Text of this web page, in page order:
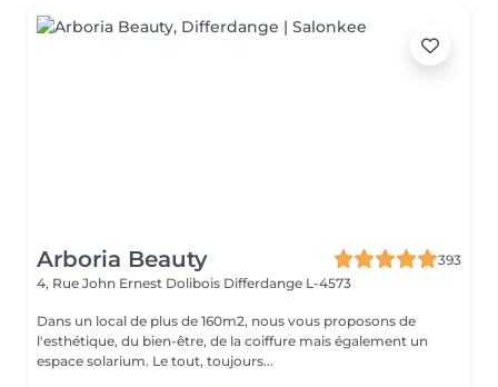
Arboria Beauty
393
4, Rue John Ernest Dolibois Differdange L-4573
Dans un local de plus de 160m2, nous vous proposons de
l'esthétique, du bien-être, de la coiffure mais également un
espace solarium. Le tout, toujours...